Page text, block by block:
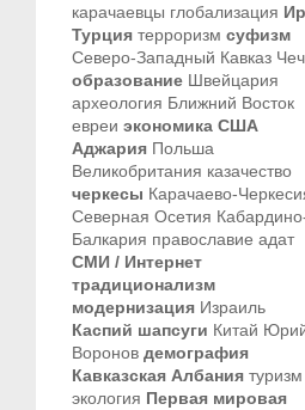
карачаевцы глобализация
Турция терроризм суфизм
Северо-Западный Кавказ
образование Швейцария
археология Ближний Восток
евреи экономика США
Аджария Польша
Великобритания казачество
черкесы Карачаево-
Северная Осетия
Балкария православие адат
СМИ / Интернет
традиционализм
модернизация Израиль
Каспий шапсуги Китай
Воронов демография
Кавказская Албания туризм
экология Первая мировая